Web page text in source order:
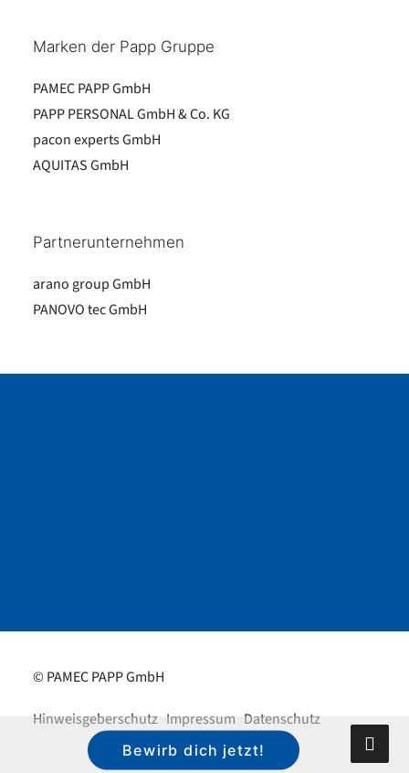
Bewirb dich jetzt!
Marken der Papp Gruppe
PAMEC PAPP GmbH
PAPP PERSONAL GmbH & Co. KG
pacon experts GmbH
AQUITAS GmbH
Partnerunternehmen
arano group GmbH
PANOVO tec GmbH
© PAMEC PAPP GmbH
Hinweisgeberschutz Impressum Datenschutz